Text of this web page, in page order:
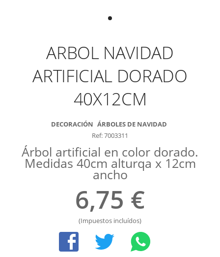
ARBOL NAVIDAD
ARTIFICIAL DORADO
40X12CM
DECORACIÓN ÁRBOLES DE NAVIDAD
Ref: 7003311
Árbol artificial en color dorado.
Medidas 40cm alturqa x 12cm
ancho
6,75 €
(Impuestos incluídos)